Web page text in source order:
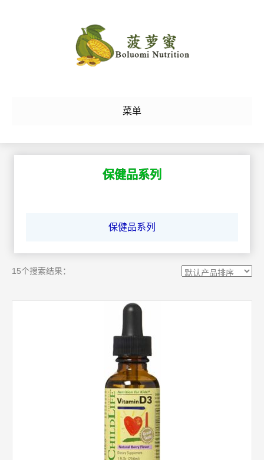
菜单
保健品系列
保健品系列
15个搜索结果：